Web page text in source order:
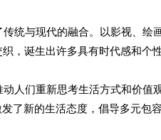
统与现代的融合。以影视、
，诞生出许多具有时代感和
人们重新思考生活方式和价
了新的生活态度，倡导多元